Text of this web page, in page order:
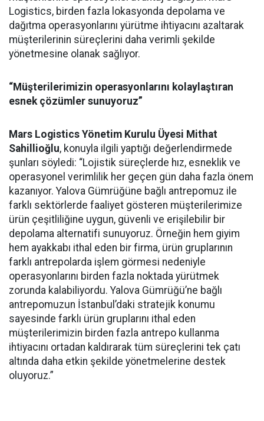
Logistics, birden fazla lokasyonda depolama ve
dağıtma operasyonlarını yürütme ihtiyacını azaltarak
müşterilerinin süreçlerini daha verimli şekilde
yönetmesine olanak sağlıyor.
“Müşterilerimizin operasyonlarını kolaylaştıran
esnek çözümler sunuyoruz”
Mars Logistics Yönetim Kurulu Üyesi Mithat
Sahillioğlu, konuyla ilgili yaptığı değerlendirmede
şunları söyledi: “Lojistik süreçlerde hız, esneklik ve
operasyonel verimlilik her geçen gün daha fazla önem
kazanıyor. Yalova Gümrüğüne bağlı antrepomuz ile
farklı sektörlerde faaliyet gösteren müşterilerimize
ürün çeşitliliğine uygun, güvenli ve erişilebilir bir
depolama alternatifi sunuyoruz. Örneğin hem giyim
hem ayakkabı ithal eden bir firma, ürün gruplarının
farklı antrepolarda işlem görmesi nedeniyle
operasyonlarını birden fazla noktada yürütmek
zorunda kalabiliyordu. Yalova Gümrüğü’ne bağlı
antrepomuzun İstanbul’daki stratejik konumu
sayesinde farklı ürün gruplarını ithal eden
müşterilerimizin birden fazla antrepo kullanma
ihtiyacını ortadan kaldırarak tüm süreçlerini tek çatı
altında daha etkin şekilde yönetmelerine destek
oluyoruz.”